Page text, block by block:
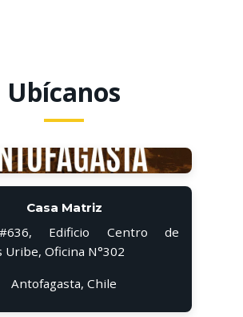
Ubícanos
Casa Matriz
Edificio Centro de
Uribe, Oficina N°302
Antofagasta, Chile